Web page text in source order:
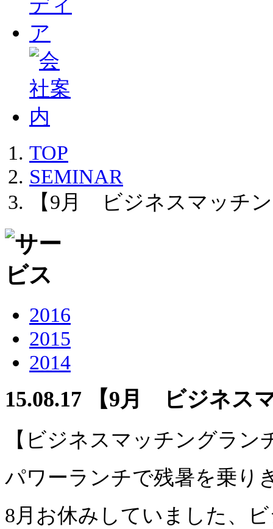
TOP
SEMINAR
【9月 ビジネスマッチ
2016
2015
2014
15.08.17 【9月 ビジネス
【ビジネスマッチングラン
パワーランチで残暑を乗り
8月お休みしていました、